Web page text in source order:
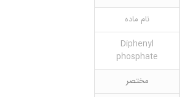
نام ماده
Diphenyl
phosphate
مختصر